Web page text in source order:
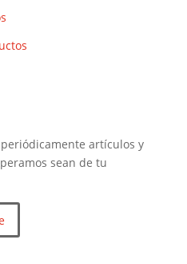
artículos y
sean de tu